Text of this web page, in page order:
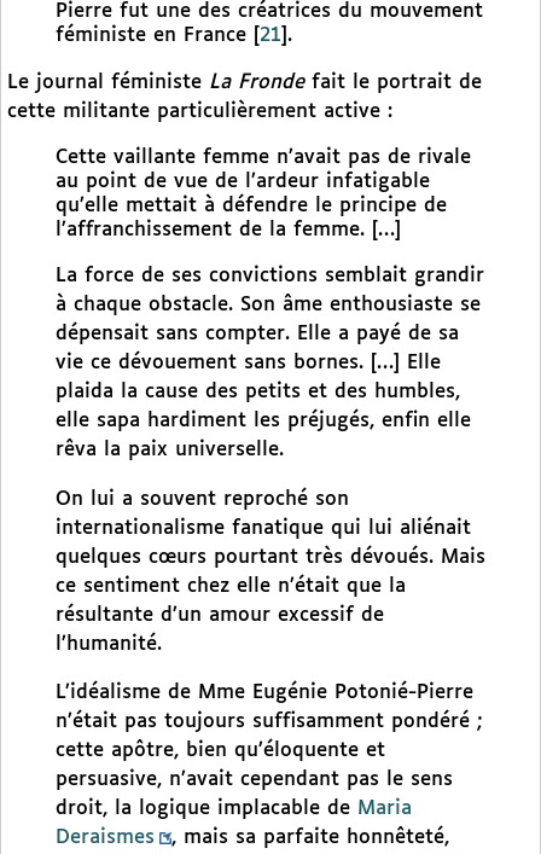
Pierre fut une des créatrices du mouvement
féministe en France
21 .
Le journal féministe La Fronde fait le portrait de
cette militante particulièrement active :
Cette vaillante femme n’avait pas de rivale
au point de vue de l’ardeur infatigable
qu’elle mettait à défendre le principe de
l’affranchissement de la femme. […]
La force de ses convictions semblait grandir
à chaque obstacle. Son âme enthousiaste se
dépensait sans compter. Elle a payé de sa
vie ce dévouement sans bornes. […] Elle
plaida la cause des petits et des humbles,
elle sapa hardiment les préjugés, enfin elle
rêva la paix universelle.
On lui a souvent reproché son
internationalisme fanatique qui lui aliénait
quelques cœurs pourtant très dévoués. Mais
ce sentiment chez elle n’était que la
résultante d’un amour excessif de
l’humanité.
L’idéalisme de Mme Eugénie Potonié-Pierre
n’était pas toujours suffisamment pondéré ;
cette apôtre, bien qu’éloquente et
persuasive, n’avait cependant pas le sens
droit, la logique implacable de Maria
Deraismes
, mais sa parfaite honnêteté,